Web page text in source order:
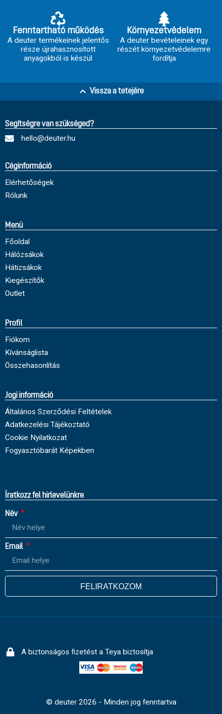
Fenntartható működés
A deuter termékeinek jelentős
része újrahasznosított
anyagokból is készül
Környezetvédelem
A deuter bevételeinek egy
részét környezetvédelemre
fordítja
Vissza a tetejére
Segítségre van szükséged?
hello@deuter.hu
Céginformáció
Elérhetőségek
Rólunk
Menü
Főoldal
Hálózsákok
Hátizsákok
Kiegészítők
Outlet
Profil
Fiókom
Kívánságlista
Összehasonlítás
Jogi információ
Általános Szerződési Feltételek
Adatkezelési Tájékoztató
Cookie Nyilatkozat
Fogyasztóbarát Képekben
Íratkozz fel hirlevelünkre
Név
Email
FELIRATKOZOM
A biztonságos fizetést a Teya biztosítja
© deuter 2026 - Minden jog fenntartva